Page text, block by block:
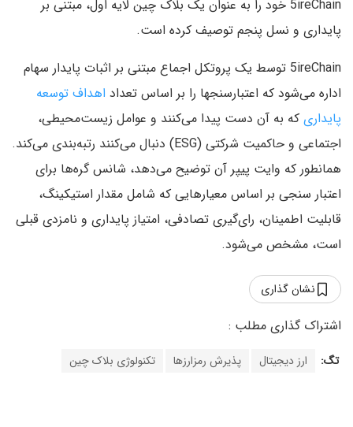
5ireChain خود را به عنوان یک بلاک چین لایه اول، مبتنی بر
پایداری و نسل پنجم توصیف کرده است.
5ireChain توسط یک پروتکل اجماع مبتنی بر اثبات پایدار سهام
اداره می‌شود که اعتبارسنجها را بر اساس تعداد اهداف توسعه
پایداری که به آن دست پیدا می‌کنند و عوامل زیست‌محیطی،
اجتماعی و حاکمیت شرکتی (ESG) دنبال می‌کنند رتبه‌بندی می‌کند.
همانطور که وایت پیپر آن توضیح می‌دهد، شانس گره‌ها برای
اعتبار سنجی بر اساس معیارهایی که شامل مقدار استیکینگ،
قابلیت اطمینان، رای‌گیری تصادفی، امتیاز پایداری و نامزدی قبلی
است، مشخص می‌شود.
نشان گذاری
تگ: ارز دیجیتال پذیرش رمزارزها تکنولوژی بلاک چین